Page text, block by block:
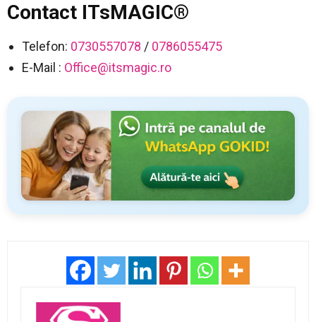
Contact ITsMAGIC®
Telefon: 0730557078 / 0786055475
E-Mail : Office@itsmagic.ro